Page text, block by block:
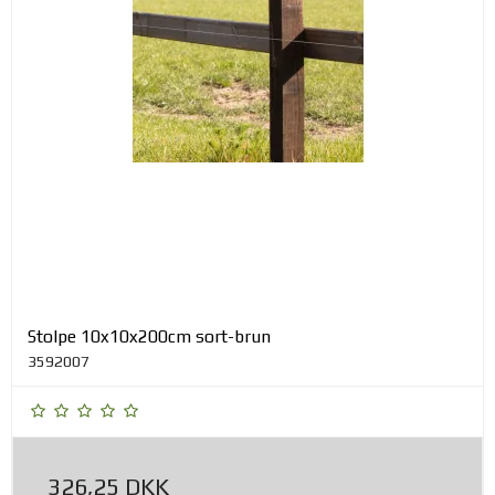
Stolpe 10x10x200cm sort-brun
3592007
326,25 DKK